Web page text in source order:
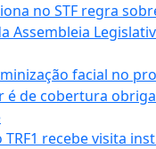
no STF regra
Assembleia
facial no
é de cobertura
recebe visita